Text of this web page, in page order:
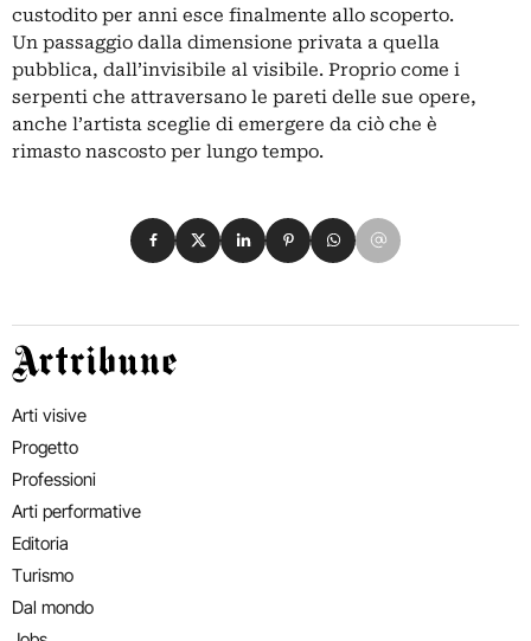
custodito per anni esce finalmente allo scoperto.
Un passaggio dalla dimensione privata a quella
pubblica, dall’invisibile al visibile. Proprio come i
serpenti che attraversano le pareti delle sue opere,
anche l’artista sceglie di emergere da ciò che è
rimasto nascosto per lungo tempo.
Condividi su Facebook
Condividi su X
Condividi su LinkedIn
Condividi su Pinterest
Condividi su WhatsApp
Condividi su Email
Artribune
Arti visive
Progetto
Professioni
Arti performative
Editoria
Turismo
Dal mondo